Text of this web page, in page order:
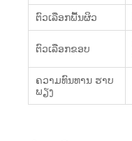
ຕົວເລືອກພື້ນຜິວ
ຕົວເລືອກຂອບ
ຄວາມທົນທານ ຮາບ
ພຽງ